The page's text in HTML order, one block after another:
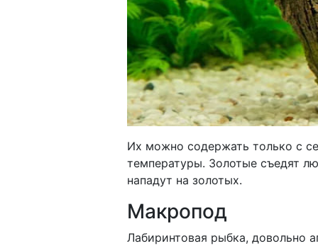
Их можно содержать только с
температуры. Золотые съедят
нападут на золотых.
Макропод
Лабиринтовая рыбка, довольно